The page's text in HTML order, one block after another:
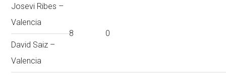
Josevi Ribes –
Valencia
8
0
David Saiz –
Valencia